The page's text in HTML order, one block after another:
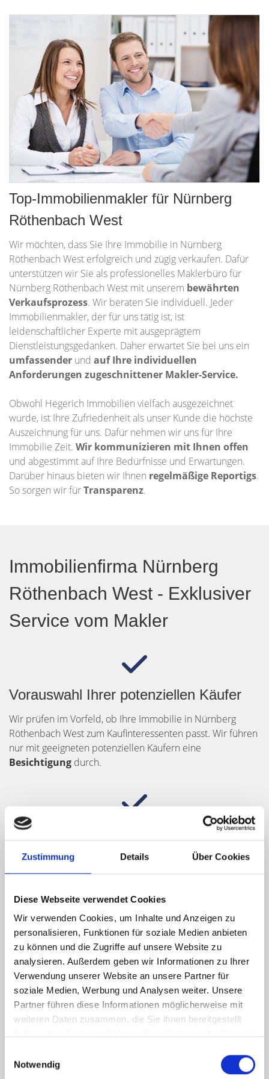
Zustimmung Details Über Cookies
Diese Webseite verwendet Cookies
Wir verwenden Cookies, um Inhalte und Anzeigen zu
personalisieren, Funktionen für soziale Medien anbieten
zu können und die Zugriffe auf unsere Website zu
analysieren. Außerdem geben wir Informationen zu Ihrer
Verwendung unserer Website an unsere Partner für
soziale Medien, Werbung und Analysen weiter. Unsere
Partner führen diese Informationen möglicherweise mit
weiteren Daten zusammen, die Sie ihnen bereitgestellt
Notwendig
Top-Immobilienmakler für Nürnberg
Röthenbach West
Wir möchten, dass Sie Ihre Immobilie in Nürnberg
Röthenbach West erfolgreich und zügig verkaufen. Dafür
unterstützen wir Sie als professionelles Maklerbüro für
Nürnberg Röthenbach West mit unserem bewährten
Verkaufsprozess. Wir beraten Sie individuell. Jeder
Immobilienmakler, der für uns tätig ist, ist
leidenschaftlicher Experte mit ausgeprägtem
Dienstleistungsgedanken. Daher erwartet Sie bei uns ein
umfassender und auf Ihre individuellen
Anforderungen zugeschnittener Makler-Service.
Obwohl Hegerich Immobilien vielfach ausgezeichnet
wurde, ist Ihre Zufriedenheit als unser Kunde die höchste
Auszeichnung für uns. Dafür nehmen wir uns für Ihre
Immobilie Zeit. Wir kommunizieren mit Ihnen offen
und abgestimmt auf Ihre Bedürfnisse und Erwartungen.
Darüber hinaus bieten wir Ihnen regelmäßige Reportigs.
So sorgen wir fürTransparenz.
Immobilienfirma Nürnberg
Röthenbach West - Exklusiver
Service vom Makler
Vorauswahl Ihrer potenziellen Käufer
Wir prüfen im Vorfeld, ob Ihre Immobilie in Nürnberg
Röthenbach West zum Kaufinteressenten passt. Wir führen
nur mit geeigneten potenziellen Käufern eine
Besichtigung durch.
Ihre Immobilie als echter Blickfang
Wir sorgen für den perfekten ersten Eindruck. Unsere
Makler machen durchHome-StagingIhre Immobilie in
wir die Nachfrage.
Virtueller Rundgang durch Ihre
Immobilie
Mithilfe von360-Grad-Panoramaführen wir
Interessenten "virtuell" durch Ihre Immobilie in Nürnberg
Vermarktung.